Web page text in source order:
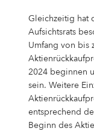
Gleichzeitig hat
Aufsichtsrats
Umfang von bis
2024 beginnen
sein. Weitere
entsprechend
Beginn des